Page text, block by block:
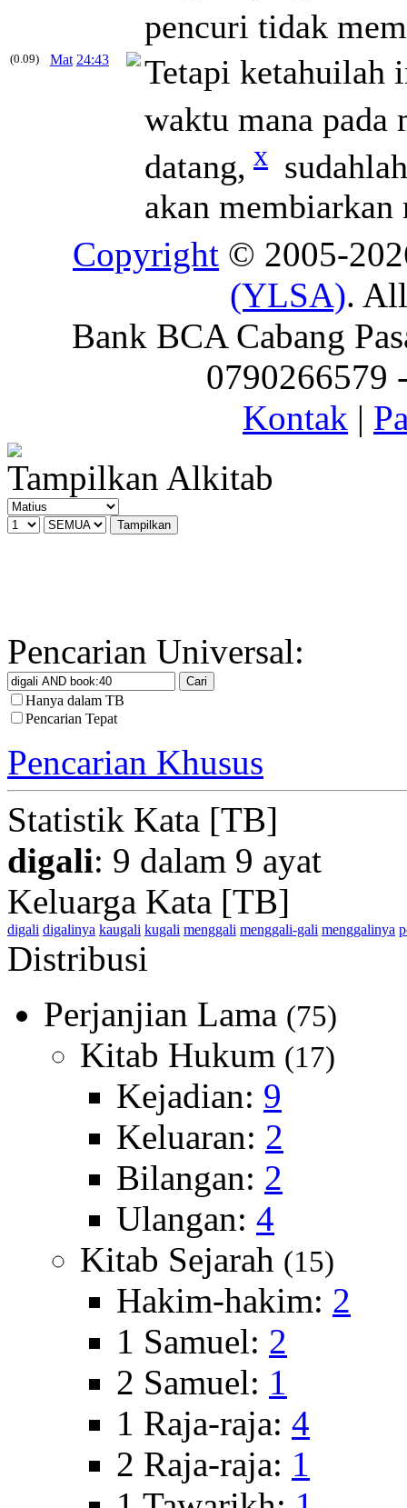
pencuri tidak
(0.09) Mat 24:43
Tetapi ketahuilah
waktu mana pada
datang, x
akan
Copyright © 2005-
(YLSA).
Bank BCA Cabang
0790266579
Kontak |
Tampilkan Alkitab
Pencarian Universal:
Hanya dalam TB
Pencarian Tepat
Pencarian Khusus
Statistik Kata [TB]
digali: 9 dalam 9 ayat
Keluarga Kata [TB]
digali digalinya kaugali kugali menggali menggali-gali menggalinya
Distribusi
Perjanjian Lama (75)
Kitab Hukum (17)
Kejadian: 9
Keluaran: 2
Bilangan: 2
Ulangan: 4
Kitab Sejarah (15)
Hakim-hakim: 2
1 Samuel: 2
2 Samuel: 1
1 Raja-raja: 4
2 Raja-raja: 1